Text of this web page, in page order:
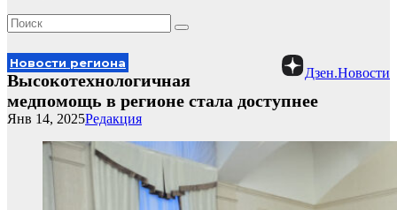
Дзен.Новости
Новости региона
Высокотехнологичная
медпомощь в регионе стала доступнее
Редакция
Янв 14, 2025